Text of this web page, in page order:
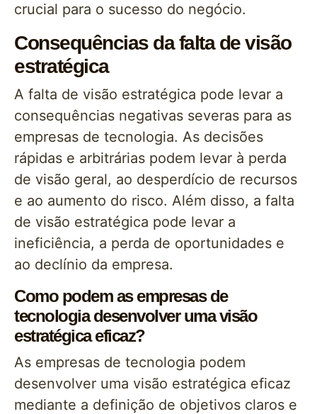
crucial para o sucesso do negócio.
Consequências da falta de visão
estratégica
A falta de visão estratégica pode levar a
consequências negativas severas para as
empresas de tecnologia. As decisões
rápidas e arbitrárias podem levar à perda
de visão geral, ao desperdício de recursos
e ao aumento do risco. Além disso, a falta
de visão estratégica pode levar a
ineficiência, a perda de oportunidades e
ao declínio da empresa.
Como podem as empresas de
tecnologia desenvolver uma visão
estratégica eficaz?
As empresas de tecnologia podem
desenvolver uma visão estratégica eficaz
mediante a definição de objetivos claros e